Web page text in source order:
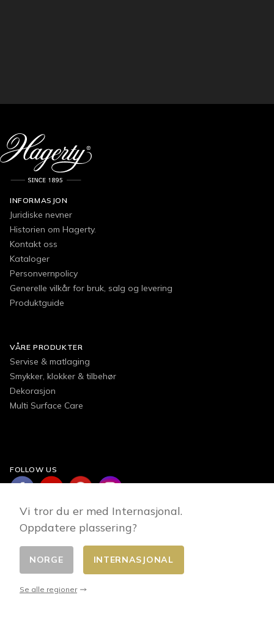
INFORMASJON
Juridiske nevner
Historien om Hagerty.
Kontakt oss
Kataloger
Personvernpolicy
Generelle vilkår for bruk, salg og levering
Produktguide
VÅRE PRODUKTER
Servise & matlaging
Smykker, klokker & tilbehør
Dekorasjon
Multi Surface Care
FOLLOW US
Endre land
Vi tror du er med Internasjonal.
Oppdatere plassering?
NORGE INTERNASJONAL
Se alle regioner